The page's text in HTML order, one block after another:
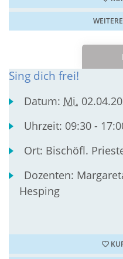
Sing dich frei!
Datum: Mi.
Uhrzeit: 09:30 -
Ort: Bischöfl.
Dozenten:
Hesping